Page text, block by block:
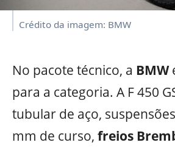
Crédito da imagem: BMW
No pacote técnico, a BMW
para a categoria. A F 450
tubular de aço,
mm de curso, freios